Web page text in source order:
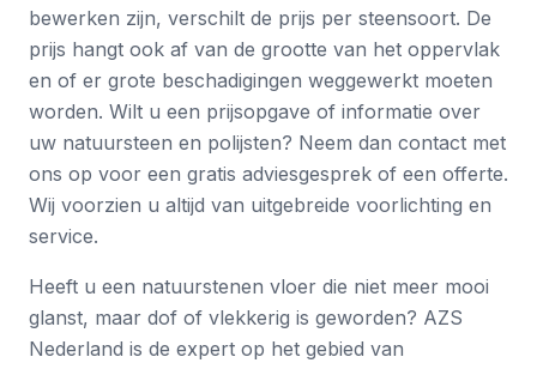
bewerken zijn, verschilt de prijs per steensoort. De
prijs hangt ook af van de grootte van het oppervlak
en of er grote beschadigingen weggewerkt moeten
worden. Wilt u een prijsopgave of informatie over
uw natuursteen en polijsten? Neem dan contact met
ons op voor een gratis adviesgesprek of een offerte.
Wij voorzien u altijd van uitgebreide voorlichting en
service.
Heeft u een natuurstenen vloer die niet meer mooi
glanst, maar dof of vlekkerig is geworden? AZS
Nederland is de expert op het gebied van